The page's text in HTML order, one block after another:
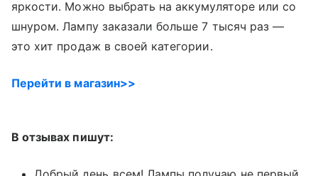
яркости. Можно выбрать на аккумуляторе или со
шнуром. Лампу заказали больше 7 тысяч раз —
это хит продаж в своей категории.
Перейти в магазин>>
В отзывах пишут: